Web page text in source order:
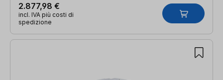
2.877,98 €
incl. IVA più costi di
spedizione